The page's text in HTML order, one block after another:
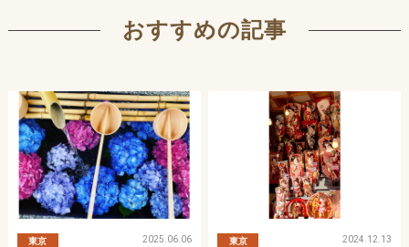
おすすめの記事
東京 2025.06.06 東京 2024.12.13